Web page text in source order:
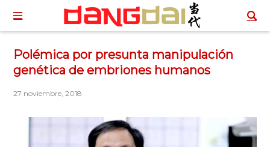
Polémica por presunta manipulación
genética de embriones humanos
27 noviembre, 2018